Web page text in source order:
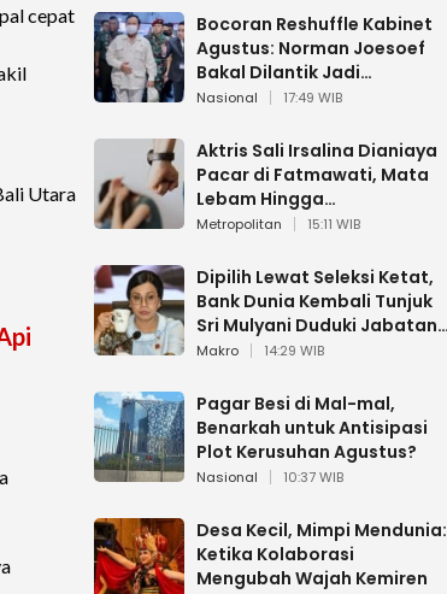
cepat
Utara
Bocoran Reshuffle Kabinet
Agustus: Norman Joesoef
Bakal Dilantik Jadi
Wamenhan RI
Nasional 17:49 WIB
Aktris Sali Irsalina Dianiaya
Pacar di Fatmawati, Mata
Lebam Hingga
Diselamatkan Polantas
Metropolitan 15:11 WIB
Dipilih Lewat Seleksi Ketat,
Bank Dunia Kembali Tunjuk
Sri Mulyani Duduki Jabatan
Strategis
Makro 14:29 WIB
Pagar Besi di Mal-mal,
Benarkah untuk Antisipasi
Plot Kerusuhan Agustus?
Nasional 10:37 WIB
Desa Kecil, Mimpi Mendunia:
Ketika Kolaborasi
Mengubah Wajah Kemiren